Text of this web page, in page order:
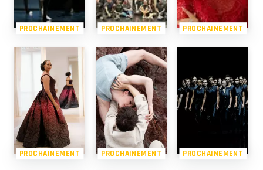
PROCHAINEMENT PROCHAINEMENT PROCHAINEMENT
PROCHAINEMENT PROCHAINEMENT PROCHAINEMENT